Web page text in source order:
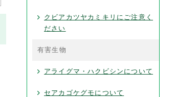
クビアカツヤカミキリにご注意く
ださい
有害生物
アライグマ・ハクビシンについて
セアカゴケグモについて